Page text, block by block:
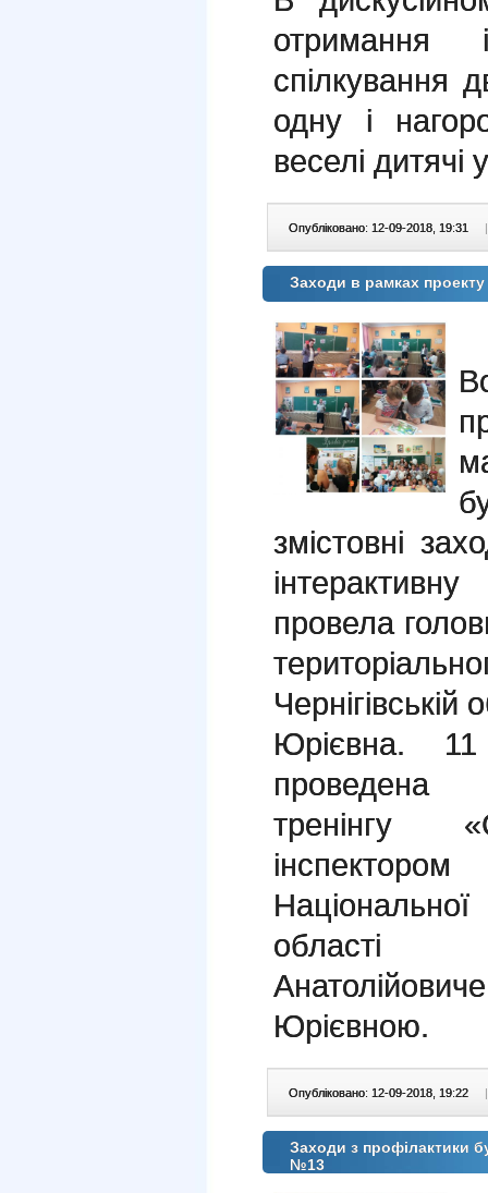
отримання
спілкування
одну і
веселі дитячі
Опубліковано: 12-09-2018, 19:31
Заходи в рамках
змістовні
провела
Юрієвна. 11
проведена
тренінгу
області
Юрієвною.
Опубліковано: 12-09-2018, 19:22
Заходи з профілактики
№13